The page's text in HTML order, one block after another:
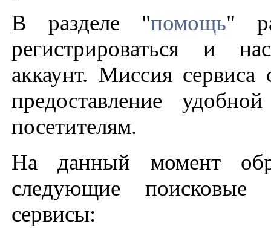
В разделе "помощь"
регистрироваться и
аккаунт. Миссия сервиса
предоставление
посетителям.
На данный момент
следующие
сервисы: